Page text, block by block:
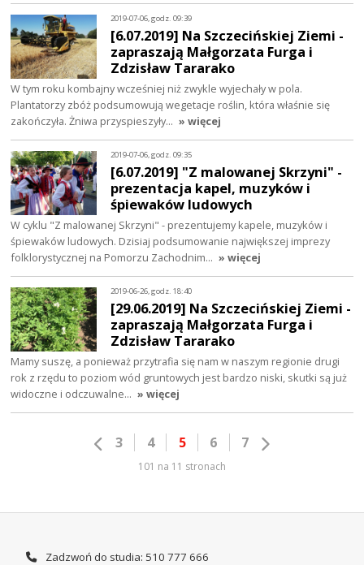
2019-07-06, godz. 09:39
[6.07.2019] Na Szczecińskiej Ziemi -
zapraszają Małgorzata Furga i
Zdzisław Tararako
W tym roku kombajny wcześniej niż zwykle wyjechały w pola.
Plantatorzy zbóż podsumowują wegetacje roślin, która właśnie się
zakończyła. Żniwa przyspieszyły… » więcej
2019-07-06, godz. 09:35
[6.07.2019] "Z malowanej Skrzyni" -
prezentacja kapel, muzyków i
śpiewaków ludowych
W cyklu "Z malowanej Skrzyni" - prezentujemy kapele, muzyków i
śpiewaków ludowych. Dzisiaj podsumowanie największej imprezy
folklorystycznej na Pomorzu Zachodnim… » więcej
2019-06-26, godz. 18:40
[29.06.2019] Na Szczecińskiej Ziemi -
zapraszają Małgorzata Furga i
Zdzisław Tararako
Mamy suszę, a ponieważ przytrafia się nam w naszym regionie drugi
rok z rzędu to poziom wód gruntowych jest bardzo niski, skutki są już
widoczne i odczuwalne… » więcej
3 4 5 6 7
101 na 11 stronach
Zadzwoń do studia: 510 777 666